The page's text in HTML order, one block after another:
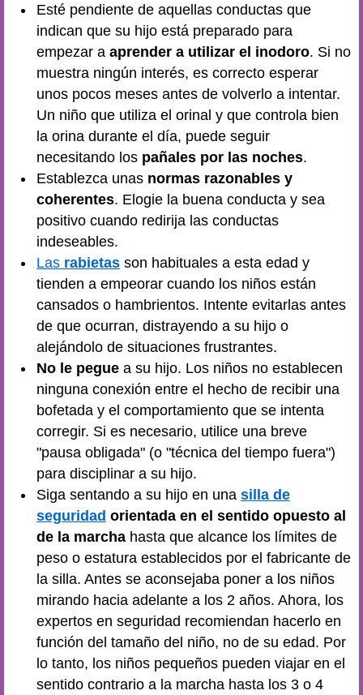
Esté pendiente de aquellas conductas que
indican que su hijo está preparado para
empezar a aprender a utilizar el inodoro. Si no
muestra ningún interés, es correcto esperar
unos pocos meses antes de volverlo a intentar.
Un niño que utiliza el orinal y que controla bien
la orina durante el día, puede seguir
necesitando los pañales por las noches.
Establezca unas normas razonables y
coherentes. Elogie la buena conducta y sea
positivo cuando redirija las conductas
indeseables.
Las rabietas son habituales a esta edad y
tienden a empeorar cuando los niños están
cansados o hambrientos. Intente evitarlas antes
de que ocurran, distrayendo a su hijo o
alejándolo de situaciones frustrantes.
No le pegue a su hijo. Los niños no establecen
ninguna conexión entre el hecho de recibir una
bofetada y el comportamiento que se intenta
corregir. Si es necesario, utilice una breve
"pausa obligada" (o "técnica del tiempo fuera")
para disciplinar a su hijo.
Siga sentando a su hijo en una silla de
seguridad orientada en el sentido opuesto al
de la marcha hasta que alcance los límites de
peso o estatura establecidos por el fabricante de
la silla. Antes se aconsejaba poner a los niños
mirando hacia adelante a los 2 años. Ahora, los
expertos en seguridad recomiendan hacerlo en
función del tamaño del niño, no de su edad. Por
lo tanto, los niños pequeños pueden viajar en el
sentido contrario a la marcha hasta los 3 o 4